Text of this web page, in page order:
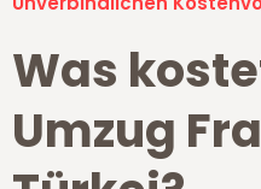
Was
Umzug